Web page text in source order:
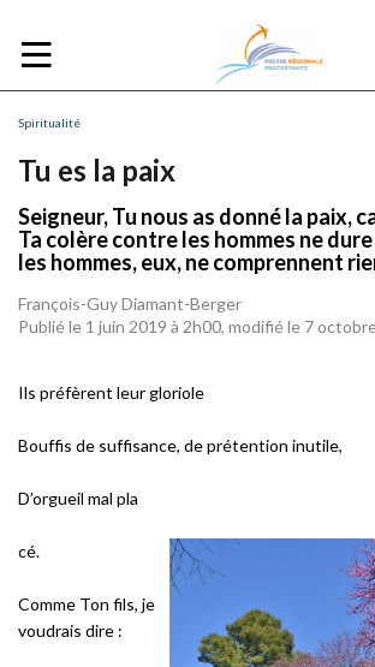
Spiritualité
Tu es la paix
Seigneur, Tu nous as donné la paix,
Ta colère contre les hommes ne
les hommes, eux, ne comprennent
François-Guy Diamant-Berger
Publié le 1 juin 2019 à 2h00, modifié le 7
Ils préfèrent leur gloriole
Bouffis de suffisance, de prétention inutile,
D’orgueil mal pla
cé.
Comme Ton fils, je
voudrais dire :